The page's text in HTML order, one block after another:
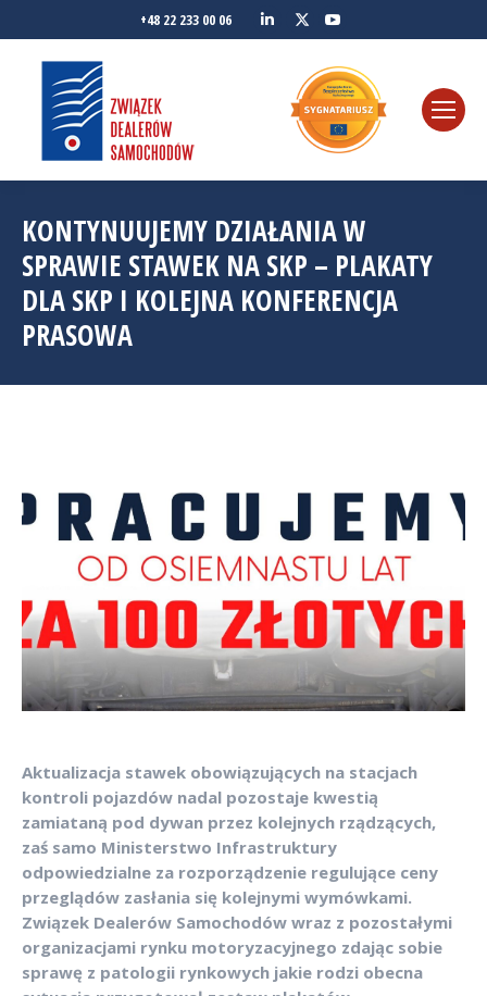
+48 22 233 00 06
Linkedin
Twitter
KONTYNUUJEMY DZIAŁANIA W
SPRAWIE STAWEK NA SKP – PLAKATY
DLA SKP I KOLEJNA KONFERENCJA
PRASOWA
Aktualizacja stawek obowiązujących na stacjach
kontroli pojazdów nadal pozostaje kwestią
zamiataną pod dywan przez kolejnych rządzących,
zaś samo Ministerstwo Infrastruktury
odpowiedzialne za rozporządzenie regulujące ceny
przeglądów zasłania się kolejnymi wymówkami.
Związek Dealerów Samochodów wraz z pozostałymi
organizacjami rynku motoryzacyjnego zdając sobie
sprawę z patologii rynkowych jakie rodzi obecna